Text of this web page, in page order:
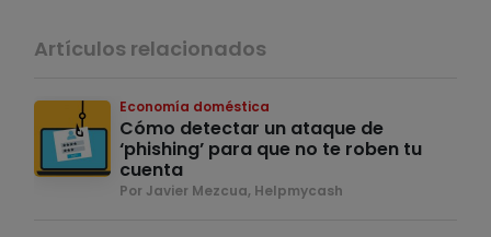
Artículos relacionados
Economía doméstica
Cómo detectar un ataque de
‘phishing’ para que no te roben tu
cuenta
Por Javier Mezcua, Helpmycash